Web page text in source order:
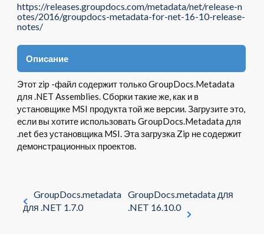
https://releases.groupdocs.com/metadata/net/release-n
otes/2016/groupdocs-metadata-for-net-16-10-release-
notes/
Описание
Этот zip -файл содержит только GroupDocs.Metadata
для .NET Assemblies. Сборки такие же, как и в
установщике MSI продукта той же версии. Загрузите это,
если вы хотите использовать GroupDocs.Metadata для
.net без установщика MSI. Эта загрузка Zip не содержит
демонстрационных проектов.
GroupDocs.metadata
для .NET 1.7.0
GroupDocs.metadata для
.NET 16.10.0